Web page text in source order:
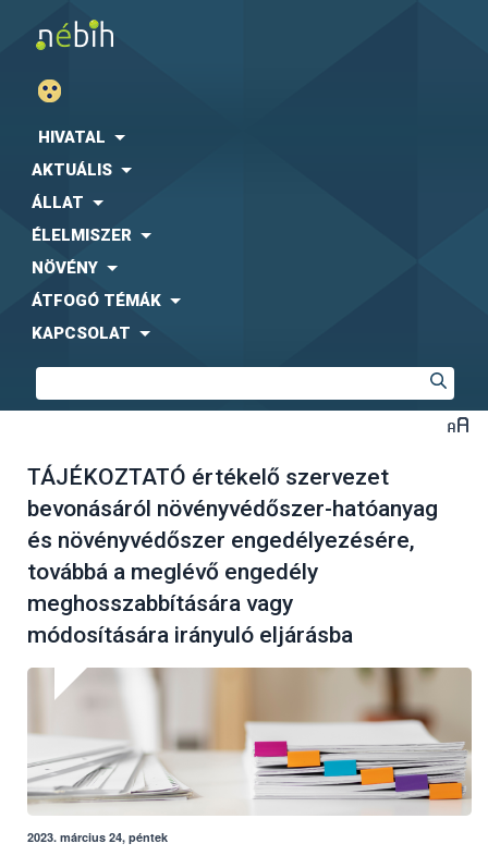
HIVATAL
AKTUÁLIS
ÁLLAT
ÉLELMISZER
NÖVÉNY
ÁTFOGÓ TÉMÁK
KAPCSOLAT
TÁJÉKOZTATÓ értékelő szervezet
bevonásáról növényvédőszer-hatóanyag
és növényvédőszer engedélyezésére,
továbbá a meglévő engedély
meghosszabbítására vagy
módosítására irányuló eljárásba
2023. március 24, péntek